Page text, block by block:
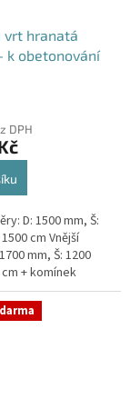
vrt hranatá
k obetonování
DPH
D: 1500 mm, Š:
cm Vnější
mm, Š: 1200
cm + komínek
k obetonování -